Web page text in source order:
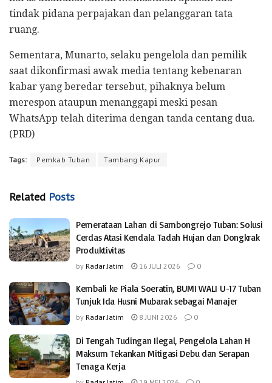
tindak pidana perpajakan dan pelanggaran tata
ruang.
Sementara, Munarto, selaku pengelola dan pemilik
saat dikonfirmasi awak media tentang kebenaran
kabar yang beredar tersebut, pihaknya belum
merespon ataupun menanggapi meski pesan
WhatsApp telah diterima dengan tanda centang dua.
(PRD)
Tags: Pemkab Tuban Tambang Kapur
Related Posts
Pemerataan Lahan di Sambongrejo Tuban: Solusi
Cerdas Atasi Kendala Tadah Hujan dan Dongkrak
Produktivitas
by Radar Jatim 16 JULI 2026 0
Kembali ke Piala Soeratin, BUMI WALI U-17 Tuban
Tunjuk Ida Husni Mubarak sebagai Manajer
by Radar Jatim 8 JUNI 2026 0
Di Tengah Tudingan Ilegal, Pengelola Lahan H
Maksum Tekankan Mitigasi Debu dan Serapan
Tenaga Kerja